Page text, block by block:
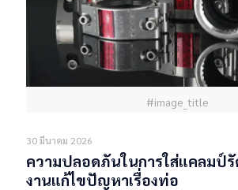
#image_title
30 มีนาคม 2026
ความปลอดภันในการใส่แคลมป์
งานแก้ไขปัญหาเรื่องท่อ